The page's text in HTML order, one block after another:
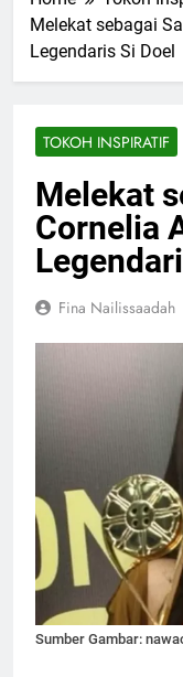
Melekat sebagai
Legendaris Si Doel
TOKOH INSPIRATIF
Melekat
Cornelia
Fina Nailissaadah
Sumber Gambar: